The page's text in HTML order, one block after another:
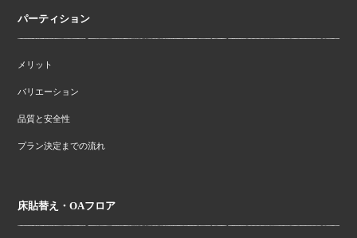
パーティション
メリット
バリエーション
品質と安全性
プラン決定までの流れ
床貼替え・OAフロア